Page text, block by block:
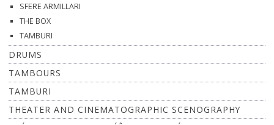
SFERE ARMILLARI
THE BOX
TAMBURI
DRUMS
TAMBOURS
TAMBURI
THEATER AND CINEMATOGRAPHIC SCENOGRAPHY